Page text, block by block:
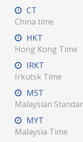
CT
China time
HKT
Hong Kong Time
IRKT
Irkutsk Time
MST
Malaysian
MYT
Malaysia Time